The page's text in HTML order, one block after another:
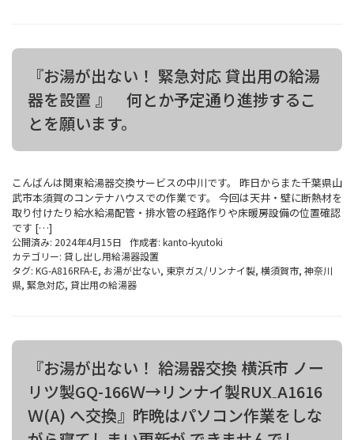
『お湯が出ない！ 緊急対応 貸出用の給湯
器を設置 』 何とか予定通り進捗するこ
とを願います。
こんばんは関東給湯器交換サービスの中川です。 昨日からまた千葉県山
武市本須賀のコンテナハウスでの作業です。 今回は天井・壁に断熱材を
取り付けたり給水給湯配管・排水管の経路作りや床暖房設備の位置確認
です […]
公開済み: 2024年4月15日 作成者: kanto-kyutoki
カテゴリー: 貸し出し用給湯器設置
タグ: KG-A816RFA-E, お湯が出ない, 東京ガス/リンナイ製, 横須賀市, 神奈川
県, 緊急対応, 貸出用の給湯器
『お湯が出ない！ 給湯器交換 横浜市 ノー
リツ製GQ-166Ｗ→リンナイ製RUX₋A1616
Ｗ(A) へ交換』昨晩はパソコン作業をしな